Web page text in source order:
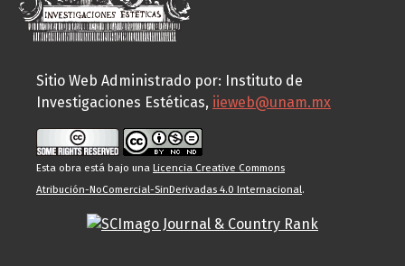
Sitio Web Administrado por: Instituto de
Investigaciones Estéticas, iieweb@unam.mx
Esta obra está bajo una Licencia Creative Commons
Atribución-NoComercial-SinDerivadas 4.0 Internacional.